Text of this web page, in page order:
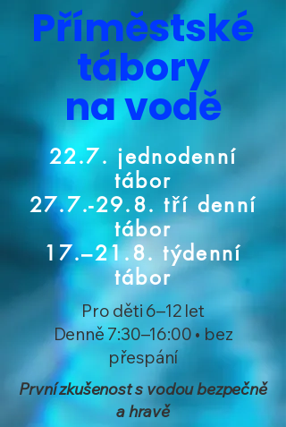
Příměstské
tábory
na vodě
22.7. jednodenní
tábor
27.7.-29.8. tří denní
tábor
17.–21.8. týdenní
tábor
Pro děti 6–12 let
Denně 7:30–16:00 • bez
přespání
První zkušenost s vodou bezpečně
a hravě